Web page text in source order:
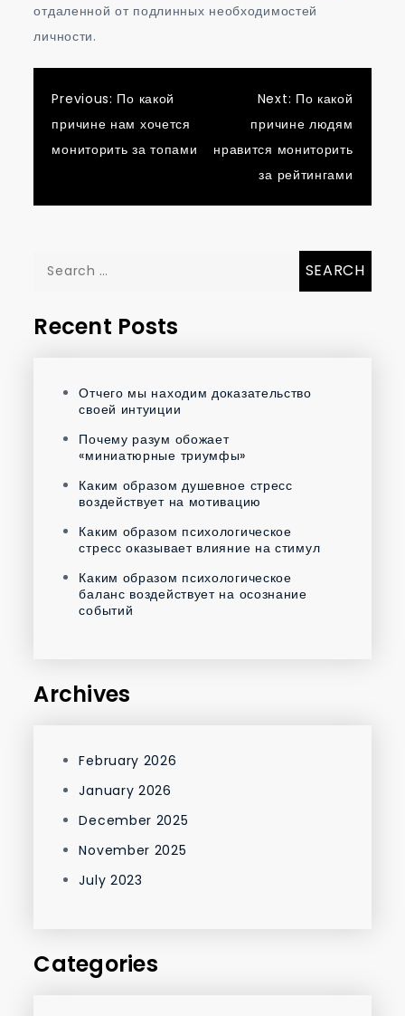
отдаленной от подлинных необходимостей
личности.
Post
navigation
Previous: По какой
причине нам хочется
мониторить за топами
Next: По какой
причине людям
нравится мониторить
за рейтингами
Search
Recent Posts
Отчего мы находим доказательство
своей интуиции
Почему разум обожает
«миниатюрные триумфы»
Каким образом душевное стресс
воздействует на мотивацию
Каким образом психологическое
стресс оказывает влияние на стимул
Каким образом психологическое
баланс воздействует на осознание
событий
Archives
February 2026
January 2026
December 2025
November 2025
July 2023
Categories